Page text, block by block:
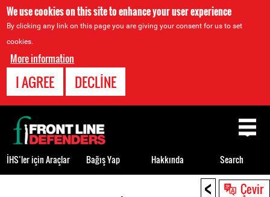
We use cookies on this site to enhance your user experience
By clicking any link on this page you are giving your consent for us to set
cookies.
More information
I AGREE DECLINE
< Çevir
Back
to
top
İHS’ler için Araçlar Bağış Yap Hakkında Search